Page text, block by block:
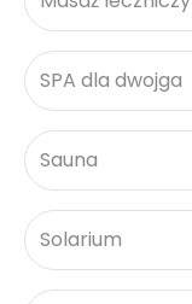
SPA dla dwojga
Sauna
Solarium